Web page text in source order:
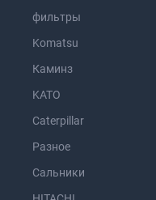
фильтры
Komatsu
Каминз
KATO
Caterpillar
Разное
Сальники